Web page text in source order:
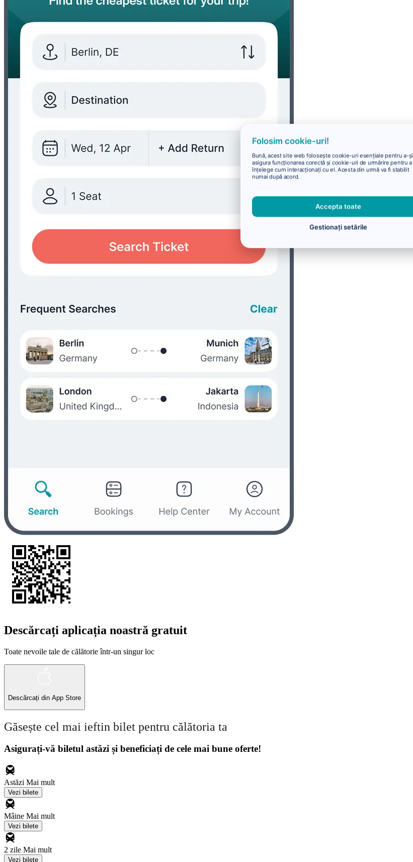
Descărcați aplicația noastră gratuit
Toate nevoile tale de călătorie într-un singur loc
Descărcați din App Store
Găsește cel mai ieftin bilet pentru călătoria ta
Asigurați-vă biletul astăzi și beneficiați de cele mai bune oferte!
Astăzi Mai mult
Vezi bilete
Mâine Mai mult
Vezi bilete
2 zile Mai mult
Vezi bilete
Folosim cookie-uri!
Bună, acest site web folosește cookie-uri esențiale pentru a-și
asigura funcționarea corectă și cookie-uri de urmărire pentru a
înțelege cum interacționați cu el. Acesta din urmă va fi stabilit
numai după acord.
Accepta toate
Gestionați setările